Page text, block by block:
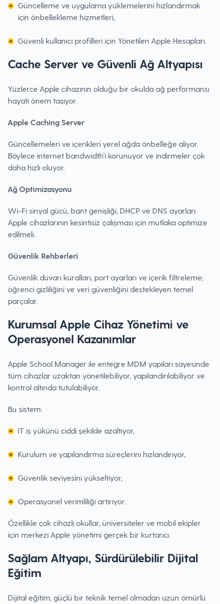
Güncelleme ve uygulama yüklemelerini hızlandırmak
için önbellekleme hizmetleri,
Güvenli kullanıcı profilleri için Yönetilen Apple Hesapları.
Cache Server ve Güvenli Ağ Altyapısı
Yüzlerce Apple cihazının olduğu bir okulda ağ performansı
hayati önem taşıyor.
Apple Caching Server
Güncellemeleri ve içerikleri yerel ağda önbelleğe alıyor.
Böylece internet bandwidth’i korunuyor ve indirmeler çok
daha hızlı oluyor.
Ağ Optimizasyonu
Wi-Fi sinyal gücü, bant genişliği, DHCP ve DNS ayarları
Apple cihazlarının kesintisiz çalışması için mutlaka optimize
edilmeli.
Güvenlik Rehberleri
Güvenlik duvarı kuralları, port ayarları ve içerik filtreleme;
öğrenci gizliliğini ve veri güvenliğini destekleyen temel
parçalar.
Kurumsal Apple Cihaz Yönetimi ve
Operasyonel Kazanımlar
Apple School Manager ile entegre MDM yapıları sayesinde
tüm cihazlar uzaktan yönetilebiliyor, yapılandırılabiliyor ve
kontrol altında tutulabiliyor.
Bu sistem:
IT iş yükünü ciddi şekilde azaltıyor,
Kurulum ve yapılandırma süreçlerini hızlandırıyor,
Güvenlik seviyesini yükseltiyor,
Operasyonel verimliliği artırıyor.
Özellikle çok cihazlı okullar, üniversiteler ve mobil ekipler
için merkezi Apple yönetimi gerçek bir kurtarıcı.
Sağlam Altyapı, Sürdürülebilir Dijital
Eğitim
Dijital eğitim, güçlü bir teknik temel olmadan uzun ömürlü